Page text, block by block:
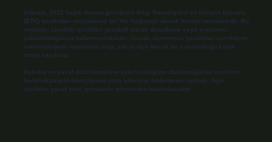
Sitemiz, 5651 Sayılı Kanun gereğince Bilgi Teknolojileri ve İletişim Kurumu
(BTK) tarafından onaylanmış bir Yer Sağlayıcı olarak hizmet vermektedir. Bu
nedenle, sitedeki içerikleri proaktif olarak denetleme veya araştırma
yükümlülüğümüz bulunmamaktadır. Ancak, üyelerimiz yazdıkları içeriklerin
sorumluluğunu taşımakta olup, siteye üye olarak bu sorumluluğu kabul
etmiş sayılırlar.
Hukuka ve yasal düzenlemelere aykırı olduğunu düşündüğünüz içerikleri,
backlinkpanelicomtr@gmail.com adresine bildirmeniz halinde, ilgili
içerikler yasal süre içerisinde sitemizden kaldırılacaktır.